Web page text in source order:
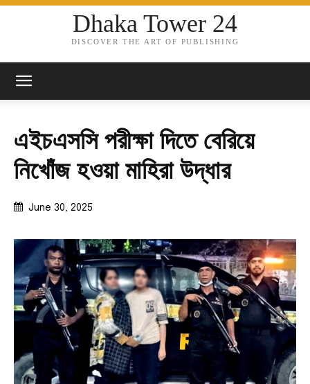
Dhaka Tower 24
DISCOVER THE ART OF PUBLISHING
এইচএসসি পরীক্ষা দিতে বেরিয়ে
নিখোঁজ হওয়া মাহিরা উদ্ধার
June 30, 2025